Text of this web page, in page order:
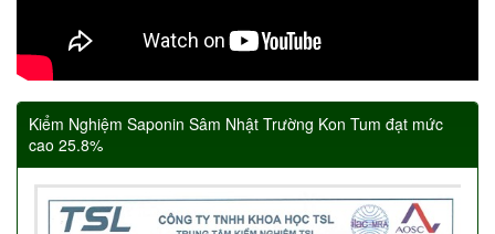
Kiểm Nghiệm Saponin Sâm Nhật Trường Kon Tum đạt mức
cao 25.8%